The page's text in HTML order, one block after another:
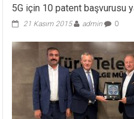
5G için 10 patent başvurusu
21 Kasım 2015 admin 0